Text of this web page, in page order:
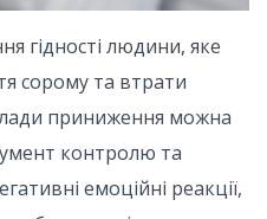
гідності людини, яке
сорому та втрати
приниження можна
контролю та
емоційні реакції,